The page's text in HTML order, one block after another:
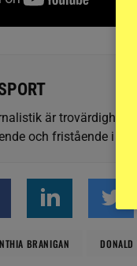
är trovärdighet
och fristående i
BRANIGAN DONALD